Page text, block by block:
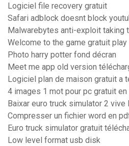
Logiciel file recovery gratuit
Safari adblock doesnt block
Malwarebytes anti-exploit taking
Welcome to the game gratuit play
Photo harry potter fond décran
Meet me app old version
Logiciel plan de maison gratuit a
4 images 1 mot pour pc gratuit en
Baixar euro truck simulator 2 vive
Compresser un fichier word en
Euro truck simulator gratuit
Low level format usb disk